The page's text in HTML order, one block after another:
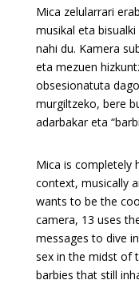
Mica zelularrari
musikal eta bisualki
nahi du. Kamera
eta mezuen
obsesionatuta
murgiltzeko, bere
adarbakar eta
Mica is completely
context, musically
wants to be the
camera, 13 uses
messages to dive
sex in the midst of
barbies that still